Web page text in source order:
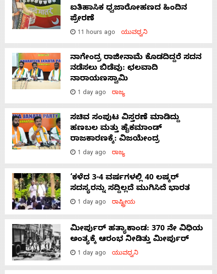
ಐತಿಹಾಸಿಕ ಧ್ವಜಾರೋಹಣದ ಹಿಂದಿನ
ಪ್ರೇರಣೆ
11 hours ago ಯುವಧ್ವನಿ
ನಾಗೇಂದ್ರ ರಾಜೀನಾಮೆ ಕೊಡದಿದ್ದರೆ ಸದನ
ನಡೆಸಲು ಬಿಡೆವು: ಛಲವಾದಿ
ನಾರಾಯಣಸ್ವಾಮಿ
1 day ago ರಾಜ್ಯ
ಸಚಿವ ಸಂಪುಟ ವಿಸ್ತರಣೆ ಮಾಡಿದ್ದು
ಹಣಬಲ ಮತ್ತು ಹೈಕಮಾಂಡ್
ರಾಜಕಾರಣಕ್ಕೆ: ವಿಜಯೇಂದ್ರ
1 day ago ರಾಜ್ಯ
‘ಕಳೆದ 3-4 ವರ್ಷಗಳಲ್ಲಿ 40 ಲಷ್ಕರ್
ಸದಸ್ಯರನ್ನು ಸದ್ದಿಲ್ಲದೆ ಮುಗಿಸಿದೆ ಭಾರತ
1 day ago ರಾಷ್ಟ್ರೀಯ
ಮೀರ್ಪುರ್ ಹತ್ಯಾಕಾಂಡ: 370 ನೇ ವಿಧಿಯ
ಅಂತ್ಯಕ್ಕೆ ಆರಂಭ ನೀಡಿತ್ತು ಮೀರ್ಪುರ್
1 day ago ಯುವಧ್ವನಿ